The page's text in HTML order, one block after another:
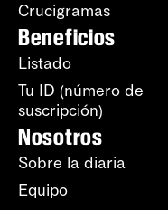
Crucigramas
Beneficios
Listado
Tu ID (número de
suscripción)
Nosotros
Sobre la diaria
Equipo